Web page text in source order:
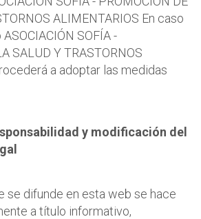
ALIMENTARIOS En caso
SOFÍA -
SALUD Y TRASTORNOS
a adoptar las medidas
y modificación del
se difunde en esta web se hace
a título informativo,